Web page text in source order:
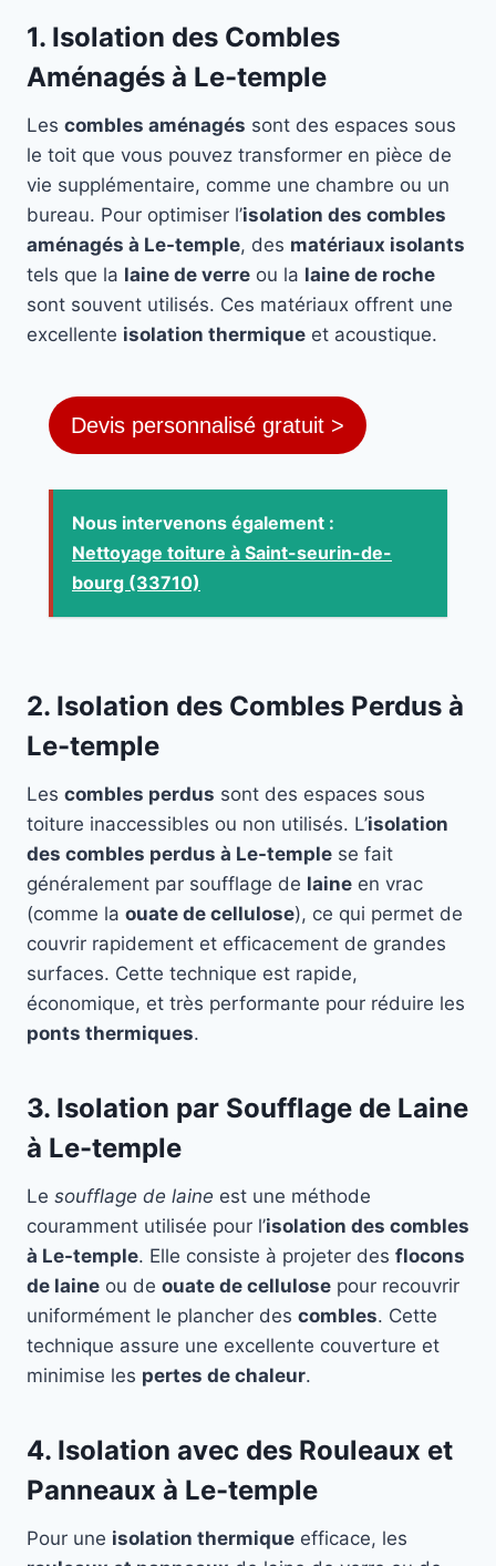
1. Isolation des Combles
Aménagés à Le-temple
Les combles aménagés sont des espaces sous
le toit que vous pouvez transformer en pièce de
vie supplémentaire, comme une chambre ou un
bureau. Pour optimiser l’isolation des combles
aménagés à Le-temple, des matériaux isolants
tels que la laine de verre ou la laine de roche
sont souvent utilisés. Ces matériaux offrent une
excellente isolation thermique et acoustique.
Devis personnalisé gratuit >
Nous intervenons également :
Nettoyage toiture à Saint-seurin-de-
bourg (33710)
2. Isolation des Combles Perdus à
Le-temple
Les combles perdus sont des espaces sous
toiture inaccessibles ou non utilisés. L’isolation
des combles perdus à Le-temple se fait
généralement par soufflage de laine en vrac
(comme la ouate de cellulose), ce qui permet de
couvrir rapidement et efficacement de grandes
surfaces. Cette technique est rapide,
économique, et très performante pour réduire les
ponts thermiques.
3. Isolation par Soufflage de Laine
à Le-temple
Le soufflage de laine est une méthode
couramment utilisée pour l’isolation des combles
à Le-temple. Elle consiste à projeter des flocons
de laine ou de ouate de cellulose pour recouvrir
uniformément le plancher des combles. Cette
technique assure une excellente couverture et
minimise les pertes de chaleur.
4. Isolation avec des Rouleaux et
Panneaux à Le-temple
Pour une isolation thermique efficace, les